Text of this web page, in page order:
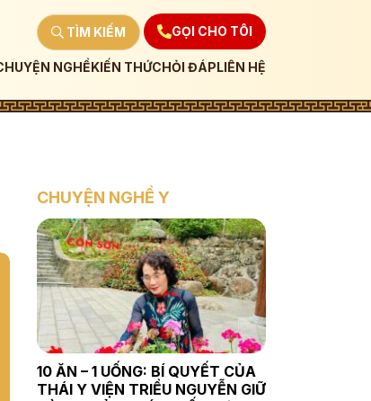
TÌM KIẾM GỌI CHO TÔI
NGHỀKIẾN THỨCHỎI ĐÁPLIÊN HỆ
CHUYỆN NGHỀ Y
10 ĂN – 1 UỐNG: BÍ QUYẾT CỦA
THÁI Y VIỆN TRIỀU NGUYỄN GIỮ